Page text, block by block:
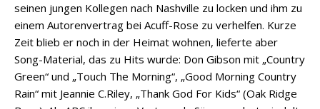
seinen jungen Kollegen nach Nashville zu locken und ihm zu
einem Autorenvertrag bei Acuff-Rose zu verhelfen. Kurze
Zeit blieb er noch in der Heimat wohnen, lieferte aber
Song-Material, das zu Hits wurde: Don Gibson mit „Country
Green“ und „Touch The Morning“, „Good Morning Country
Rain“ mit Jeannie C.Riley, „Thank God For Kids“ (Oak Ridge